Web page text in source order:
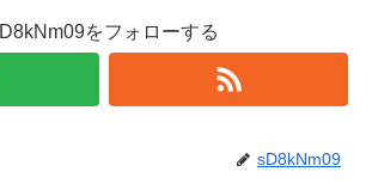
をフォローする
sD8kNm09